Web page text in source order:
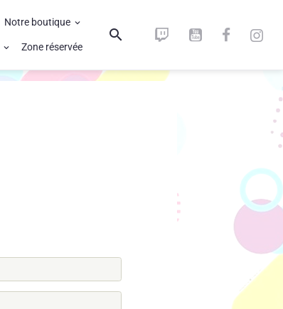
Notre boutique
Zone réservée